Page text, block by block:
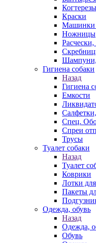
Когтерезы
Краски
Машинки
Ножницы
Гигиена собаки
Назад
Гигиена
Емкости
Спец.
Спреи
Трусы
Туалет собаки
Назад
Туалет
Коврики
Лотки
Пакеты
Одежда, обувь
Назад
Одежда,
Обувь